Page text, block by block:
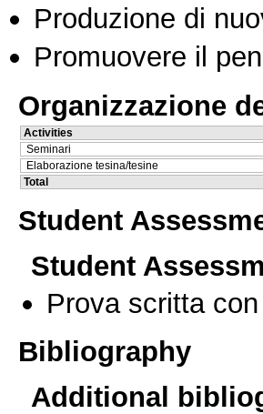
Produzione di
Promuovere il
Organizzazione
Activities
Seminari
Elaborazione tesina/tesine
Total
Student
Student
Prova scritta
Bibliography
Additional